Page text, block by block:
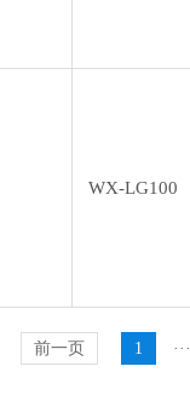
WX-LG100
前一页 1 ···